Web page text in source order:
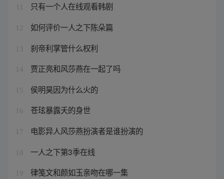
只有一个人在线观看韩剧
12 如何评价一人之下陈朵篇
13 刹帝利掌管什么权利
14 贾正亮和风莎燕在一起了吗
15 侯明昊因为什么火的
16 苍玹暴露夭的身世
17 电影异人风莎燕扮演者是谁扮演的
18 一人之下第3季在线
19 律笺文和颜如玉亲吻在哪一集